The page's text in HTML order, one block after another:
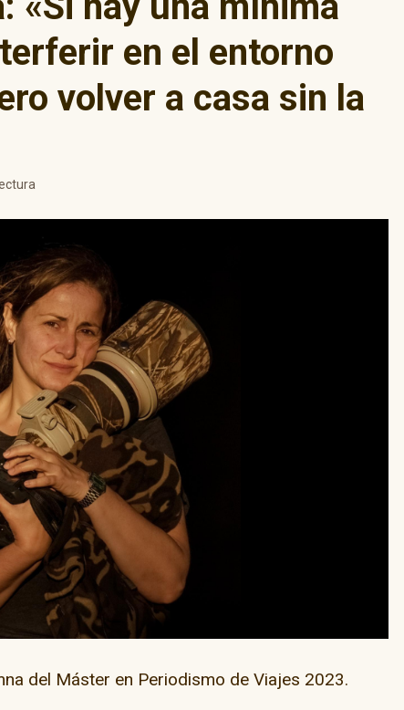
en el entorno
volver a casa sin la
del Máster en Periodismo de Viajes 2023.
capital del